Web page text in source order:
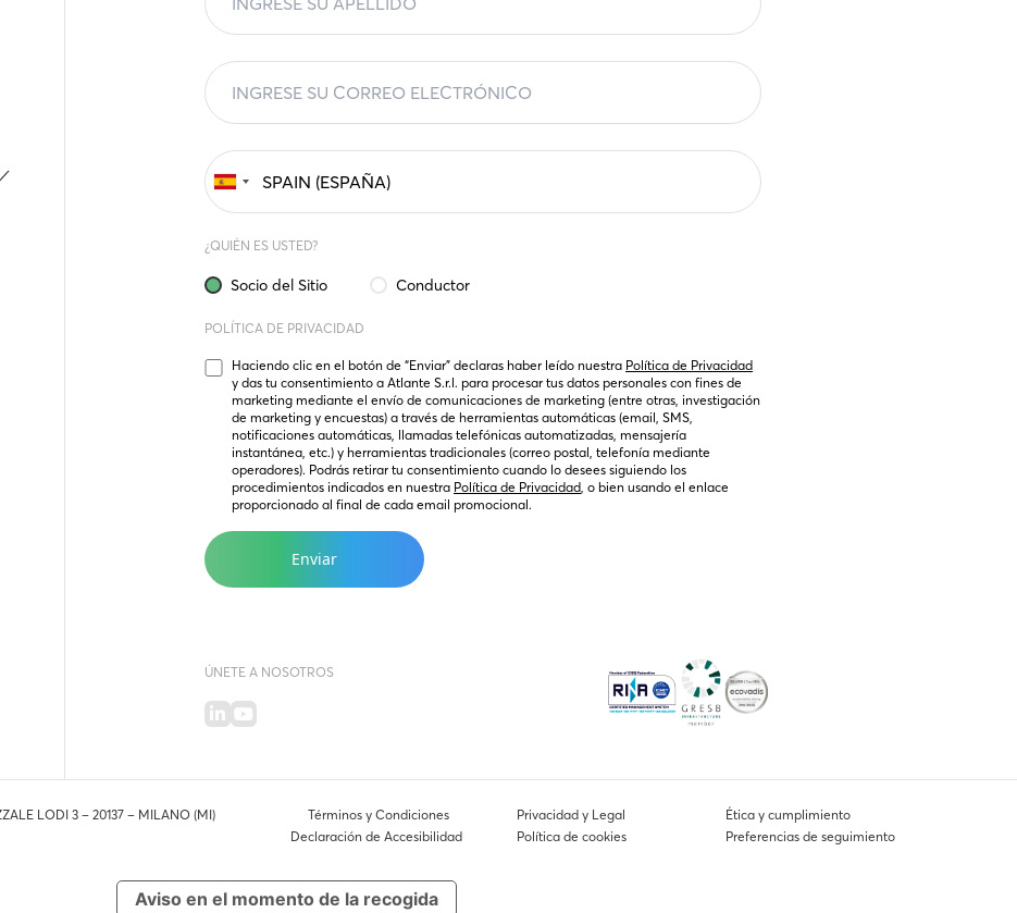
¿QUIÉN ES USTED?
Socio del Sitio Conductor
POLÍTICA DE PRIVACIDAD
Haciendo clic en el botón de “Enviar” declaras haber leído nuestra Política de Privacidad
y das tu consentimiento a Atlante S.r.l. para procesar tus datos personales con fines de
marketing mediante el envío de comunicaciones de marketing (entre otras, investigación
de marketing y encuestas) a través de herramientas automáticas (email, SMS,
notificaciones automáticas, llamadas telefónicas automatizadas, mensajería
instantánea, etc.) y herramientas tradicionales (correo postal, telefonía mediante
operadores). Podrás retirar tu consentimiento cuando lo desees siguiendo los
procedimientos indicados en nuestra Política de Privacidad, o bien usando el enlace
proporcionado al final de cada email promocional.
ÚNETE A NOSOTROS
LODI 3 – 20137 – MILANO (MI) Términos y Condiciones Privacidad y Legal
Ética y cumplimiento
Declaración de Accesibilidad
Política de cookies Preferencias de seguimiento
Aviso en el momento de la recogida